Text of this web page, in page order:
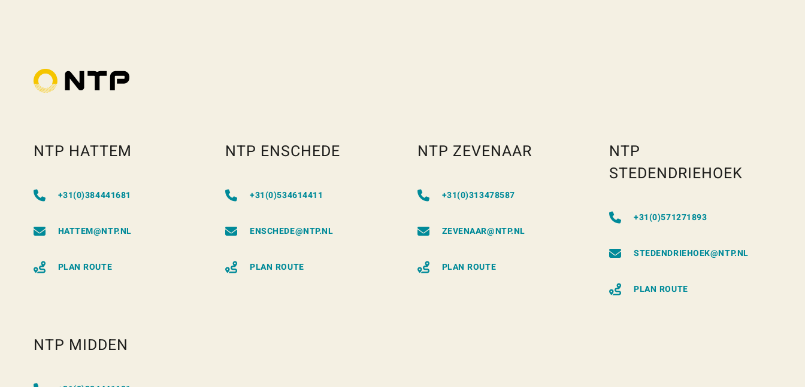
NTP HATTEM
+31(0)384441681
HATTEM@NTP.NL
PLAN ROUTE
NTP ENSCHEDE
+31(0)534614411
ENSCHEDE@NTP.NL
PLAN ROUTE
NTP ZEVENAAR
+31(0)313478587
ZEVENAAR@NTP.NL
PLAN ROUTE
NTP
STEDENDRIEHOEK
+31(0)571271893
STEDENDRIEHOEK@NTP.NL
PLAN ROUTE
NTP MIDDEN